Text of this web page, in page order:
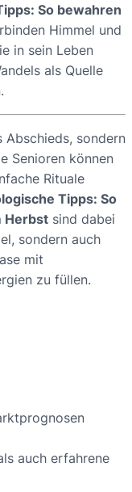
So bewahren
Himmel und
in sein Leben
als Quelle
sondern
Senioren können
Rituale
Tipps: So
Herbst sind dabei
sondern auch
mit
zu füllen.
auch erfahrene